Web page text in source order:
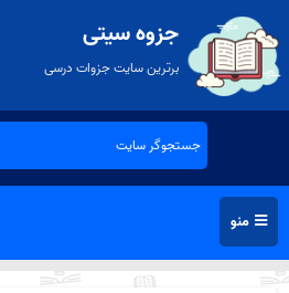
جزوه سیتی
برترین سایت جزوات درسی
منو